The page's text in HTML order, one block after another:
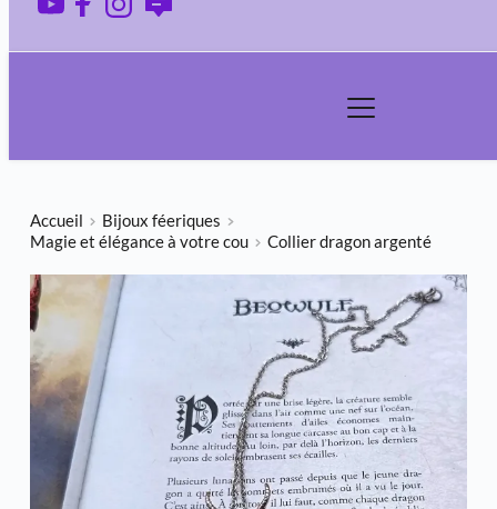
Accueil
Bijoux féeriques
Magie et élégance à votre cou
Collier dragon argenté